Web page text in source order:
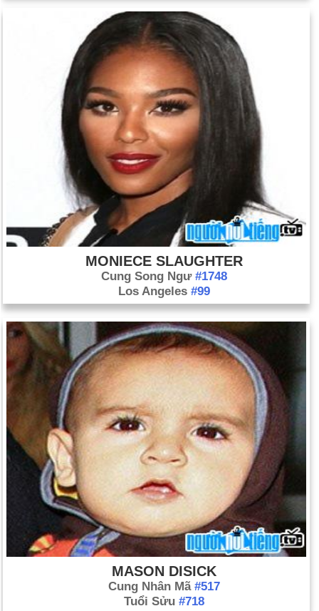
MONIECE SLAUGHTER
Cung Song Ngư #1748
Los Angeles #99
MASON DISICK
Cung Nhân Mã #517
Tuổi Sửu #718